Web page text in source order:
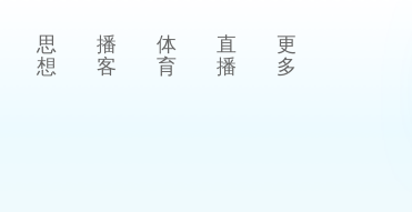
思
想
播
客
体
育
直
播
更
多